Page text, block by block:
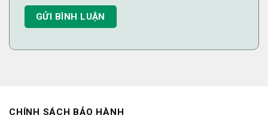
CHÍNH SÁCH BẢO HÀNH